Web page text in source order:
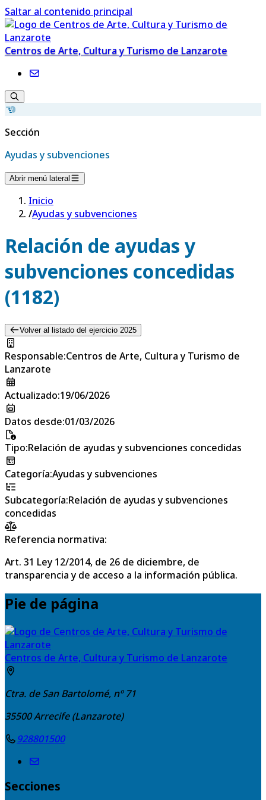
Saltar al contenido principal
Centros de Arte, Cultura y Turismo de Lanzarote
Sección
Ayudas y subvenciones
Abrir menú lateral
Inicio
/Ayudas y subvenciones
Relación de ayudas y
subvenciones concedidas
(1182)
Volver al listado del ejercicio 2025
Responsable:Centros de Arte, Cultura y Turismo de
Lanzarote
Actualizado:19/06/2026
Datos desde:01/03/2026
Tipo:Relación de ayudas y subvenciones concedidas
Categoría:Ayudas y subvenciones
Subcategoría:Relación de ayudas y subvenciones
concedidas
Referencia normativa:
Art. 31 Ley 12/2014, de 26 de diciembre, de
transparencia y de acceso a la información pública.
Pie de página
Centros de Arte, Cultura y Turismo de Lanzarote
Ctra. de San Bartolomé, nº 71
35500Arrecife (Lanzarote)
928801500
Secciones